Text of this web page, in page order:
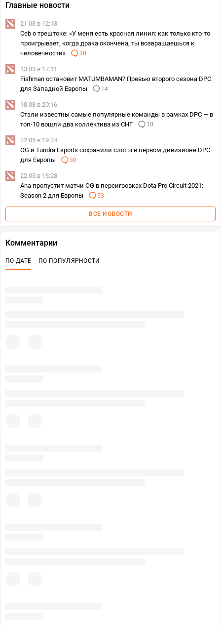
Главные новости
21.03 в 12:13
Ceb о трештоке: «У меня есть красная линия: как только кто-то
проигрывает, когда драка окончена, ты возвращаешься к
человечности»
30
13.03 в 17:11
Fishman остановит MATUMBAMAN? Превью второго сезона DPC
для Западной Европы
14
18.08 в 20:16
Стали известны самые популярные команды в рамках DPC — в
топ-10 вошли два коллектива из СНГ
10
22.05 в 19:24
OG и Tundra Esports сохранили слоты в первом дивизионе DPC
для Европы
30
22.05 в 16:28
Ana пропустит матчи OG в переигровках Dota Pro Circuit 2021:
Season 2 для Европы
53
ВСЕ НОВОСТИ
Комментарии
ПО ДАТЕ ПО ПОПУЛЯРНОСТИ